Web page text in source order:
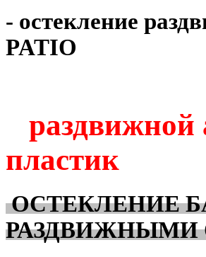
- остекление
PATIO
пластик
ОСТЕКЛЕНИЕ
РАЗДВИЖНЫМИ